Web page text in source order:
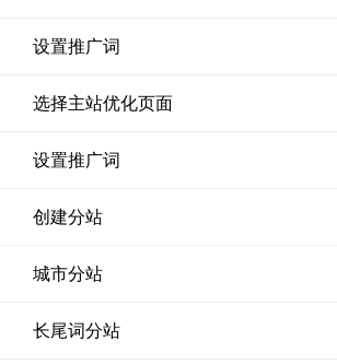
设置推广词
选择主站优化页面
设置推广词
创建分站
城市分站
长尾词分站